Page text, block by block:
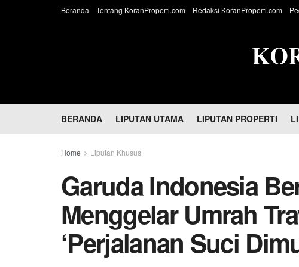
Beranda Tentang KoranProperti.com Redaksi KoranProperti.com
BERANDA LIPUTAN UTAMA LIPUTAN PROPERTI
Home Liputan Khusus
Garuda Indonesia
Menggelar Umrah
‘Perjalanan Suci